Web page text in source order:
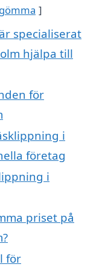
gömma
specialiserat
hjälpa till
för
i
företag
i
priset på
för